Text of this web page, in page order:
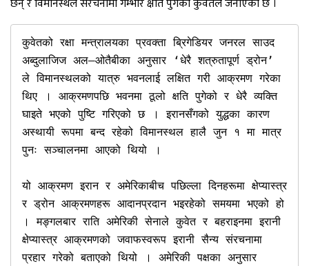
छन् र विमानस्थल संरचनामा गम्भीर क्षति पुगेको कुवेतले जनाएको छ ।
कुवेतको रक्षा मन्त्रालयका प्रवक्ता ब्रिगेडियर जनरल साउद
अब्दुलाजिज अल–ओतैबीका अनुसार ‘धेरै शत्रुतापूर्ण ड्रोन’
ले विमानस्थलको यात्रु भवनलाई लक्षित गरी आक्रमण गरेका
थिए । आक्रमणपछि भवनमा ठूलो क्षति पुगेको र धेरै व्यक्ति
घाइते भएको पुष्टि गरिएको छ । इरानसँगको युद्धका कारण
अस्थायी रूपमा बन्द रहेको विमानस्थल हालै जुन १ मा मात्र
पुनः सञ्चालनमा आएको थियो ।
यो आक्रमण इरान र अमेरिकाबीच पछिल्ला दिनहरूमा क्षेप्यास्त्र
र ड्रोन आक्रमणहरू आदानप्रदान भइरहेको समयमा भएको हो
। मङ्गलबार राति अमेरिकी सेनाले कुवेत र बहराइनमा इरानी
क्षेप्यास्त्र आक्रमणको जवाफस्वरूप इरानी सैन्य संरचनामा
प्रहार गरेको बताएको थियो । अमेरिकी पक्षका अनुसार